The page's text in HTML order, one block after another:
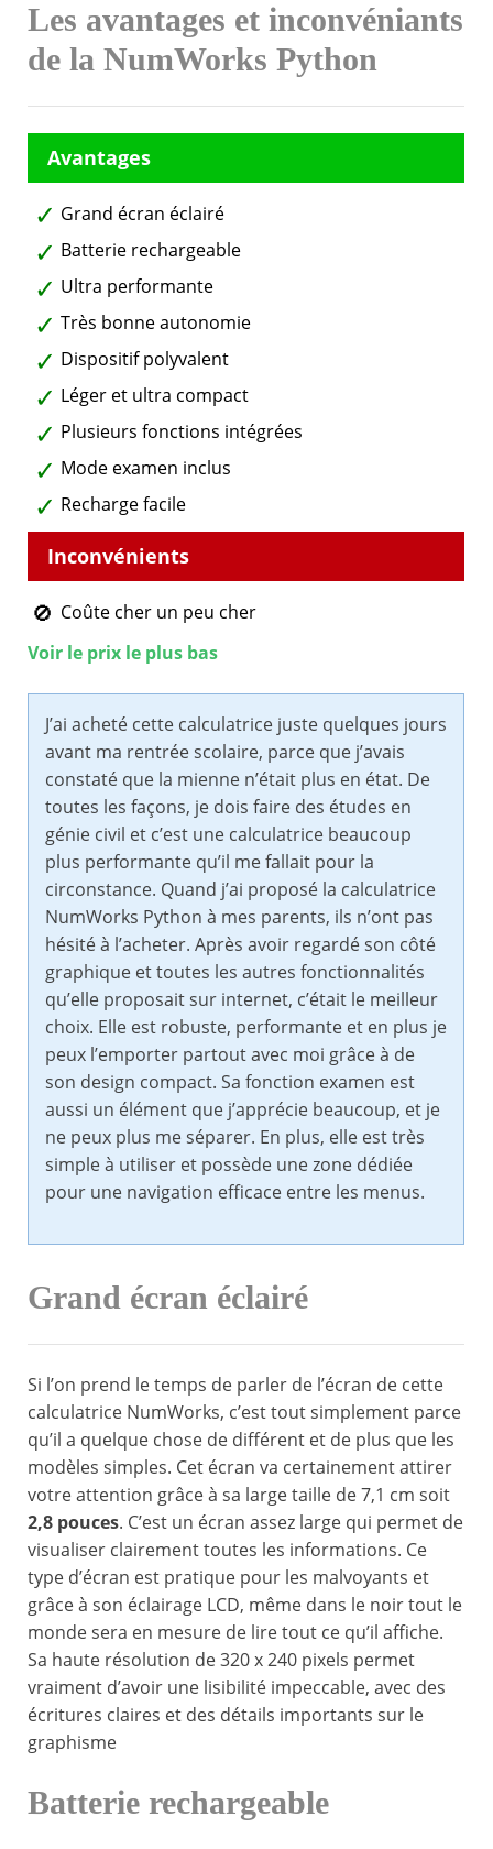
Les avantages et inconvéniants
de la NumWorks Python
Grand écran éclairé
Batterie rechargeable
Ultra performante
Très bonne autonomie
Dispositif polyvalent
Léger et ultra compact
Plusieurs fonctions intégrées
Mode examen inclus
Recharge facile
Coûte cher un peu cher
Voir le prix le plus bas
J’ai acheté cette calculatrice juste quelques jours
avant ma rentrée scolaire, parce que j’avais
constaté que la mienne n’était plus en état. De
toutes les façons, je dois faire des études en
génie civil et c’est une calculatrice beaucoup
plus performante qu’il me fallait pour la
circonstance. Quand j’ai proposé la calculatrice
NumWorks Python à mes parents, ils n’ont pas
hésité à l’acheter. Après avoir regardé son côté
graphique et toutes les autres fonctionnalités
qu’elle proposait sur internet, c’était le meilleur
choix. Elle est robuste, performante et en plus je
peux l’emporter partout avec moi grâce à de
son design compact. Sa fonction examen est
aussi un élément que j’apprécie beaucoup, et je
ne peux plus me séparer. En plus, elle est très
simple à utiliser et possède une zone dédiée
pour une navigation efficace entre les menus.
Grand écran éclairé
Si l’on prend le temps de parler de l’écran de cette
calculatrice NumWorks, c’est tout simplement parce
qu’il a quelque chose de différent et de plus que les
modèles simples. Cet écran va certainement attirer
votre attention grâce à sa large taille de 7,1 cm soit
2,8 pouces. C’est un écran assez large qui permet de
visualiser clairement toutes les informations. Ce
type d’écran est pratique pour les malvoyants et
grâce à son éclairage LCD, même dans le noir tout le
monde sera en mesure de lire tout ce qu’il affiche.
Sa haute résolution de 320 x 240 pixels permet
vraiment d’avoir une lisibilité impeccable, avec des
écritures claires et des détails importants sur le
graphisme
Batterie rechargeable